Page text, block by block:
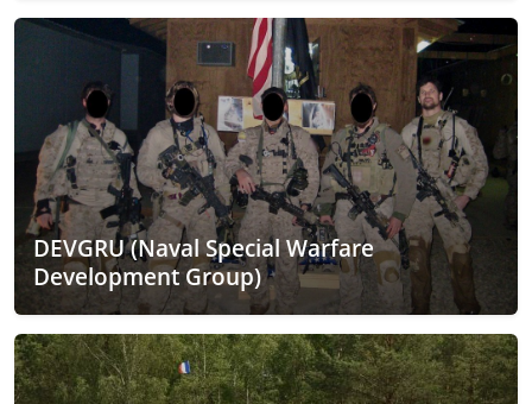
DEVGRU (Naval Special Warfare
Development Group)